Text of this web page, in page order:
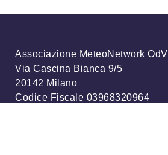
Associazione MeteoNetwork OdV
Via Cascina Bianca 9/5
20142 Milano
Codice Fiscale 03968320964